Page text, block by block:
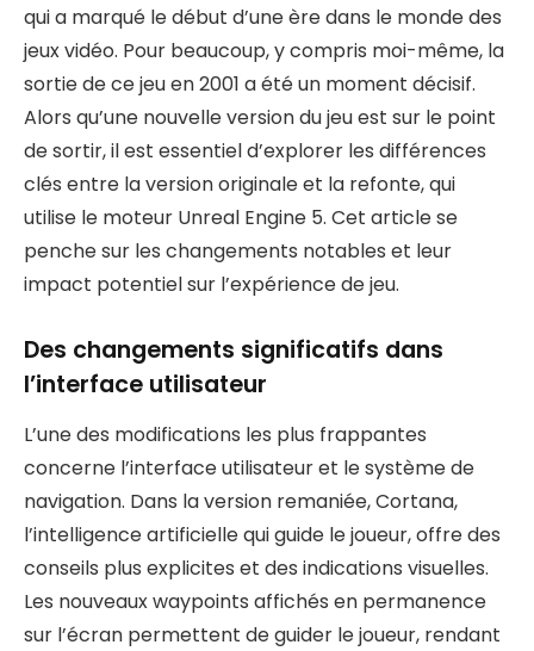
qui a marqué le début d’une ère dans le monde des
jeux vidéo. Pour beaucoup, y compris moi-même, la
sortie de ce jeu en 2001 a été un moment décisif.
Alors qu’une nouvelle version du jeu est sur le point
de sortir, il est essentiel d’explorer les différences
clés entre la version originale et la refonte, qui
utilise le moteur Unreal Engine 5. Cet article se
penche sur les changements notables et leur
impact potentiel sur l’expérience de jeu.
Des changements significatifs dans
l’interface utilisateur
L’une des modifications les plus frappantes
concerne l’interface utilisateur et le système de
navigation. Dans la version remaniée, Cortana,
l’intelligence artificielle qui guide le joueur, offre des
conseils plus explicites et des indications visuelles.
Les nouveaux waypoints affichés en permanence
sur l’écran permettent de guider le joueur, rendant